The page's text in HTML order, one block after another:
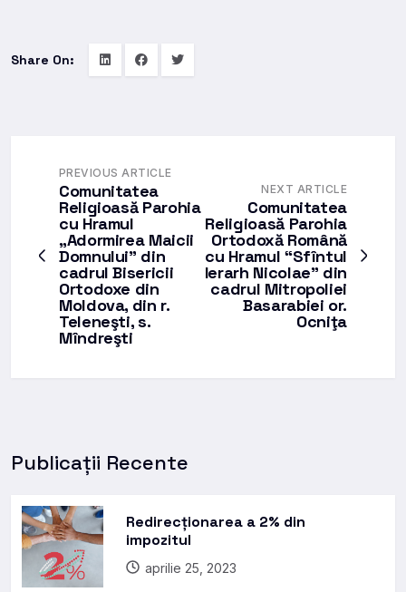
Share On:
PREVIOUS ARTICLE
Comunitatea
Religioasă Parohia
cu Hramul
„Adormirea Maicii
Domnului” din
cadrul Bisericii
Ortodoxe din
Moldova, din r.
Teleneşti, s.
Mîndreşti
NEXT ARTICLE
Comunitatea
Religioasă Parohia
Ortodoxă Română
cu Hramul “Sfîntul
Ierarh Nicolae” din
cadrul Mitropoliei
Basarabiei or.
Ocniţa
Publicații Recente
Redirecționarea a 2% din
impozitul
aprilie 25, 2023